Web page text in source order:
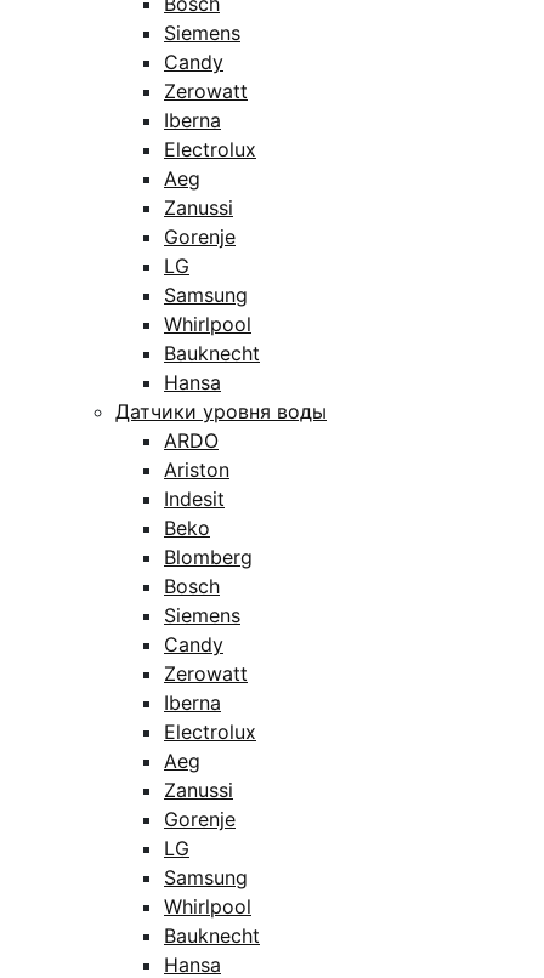
Siemens
Candy
Zerowatt
Iberna
Electrolux
Aeg
Zanussi
Gorenje
LG
Samsung
Whirlpool
Bauknecht
Hansa
Датчики уровня воды
ARDO
Ariston
Indesit
Beko
Blomberg
Bosch
Siemens
Candy
Zerowatt
Iberna
Electrolux
Aeg
Zanussi
Gorenje
LG
Samsung
Whirlpool
Bauknecht
Hansa